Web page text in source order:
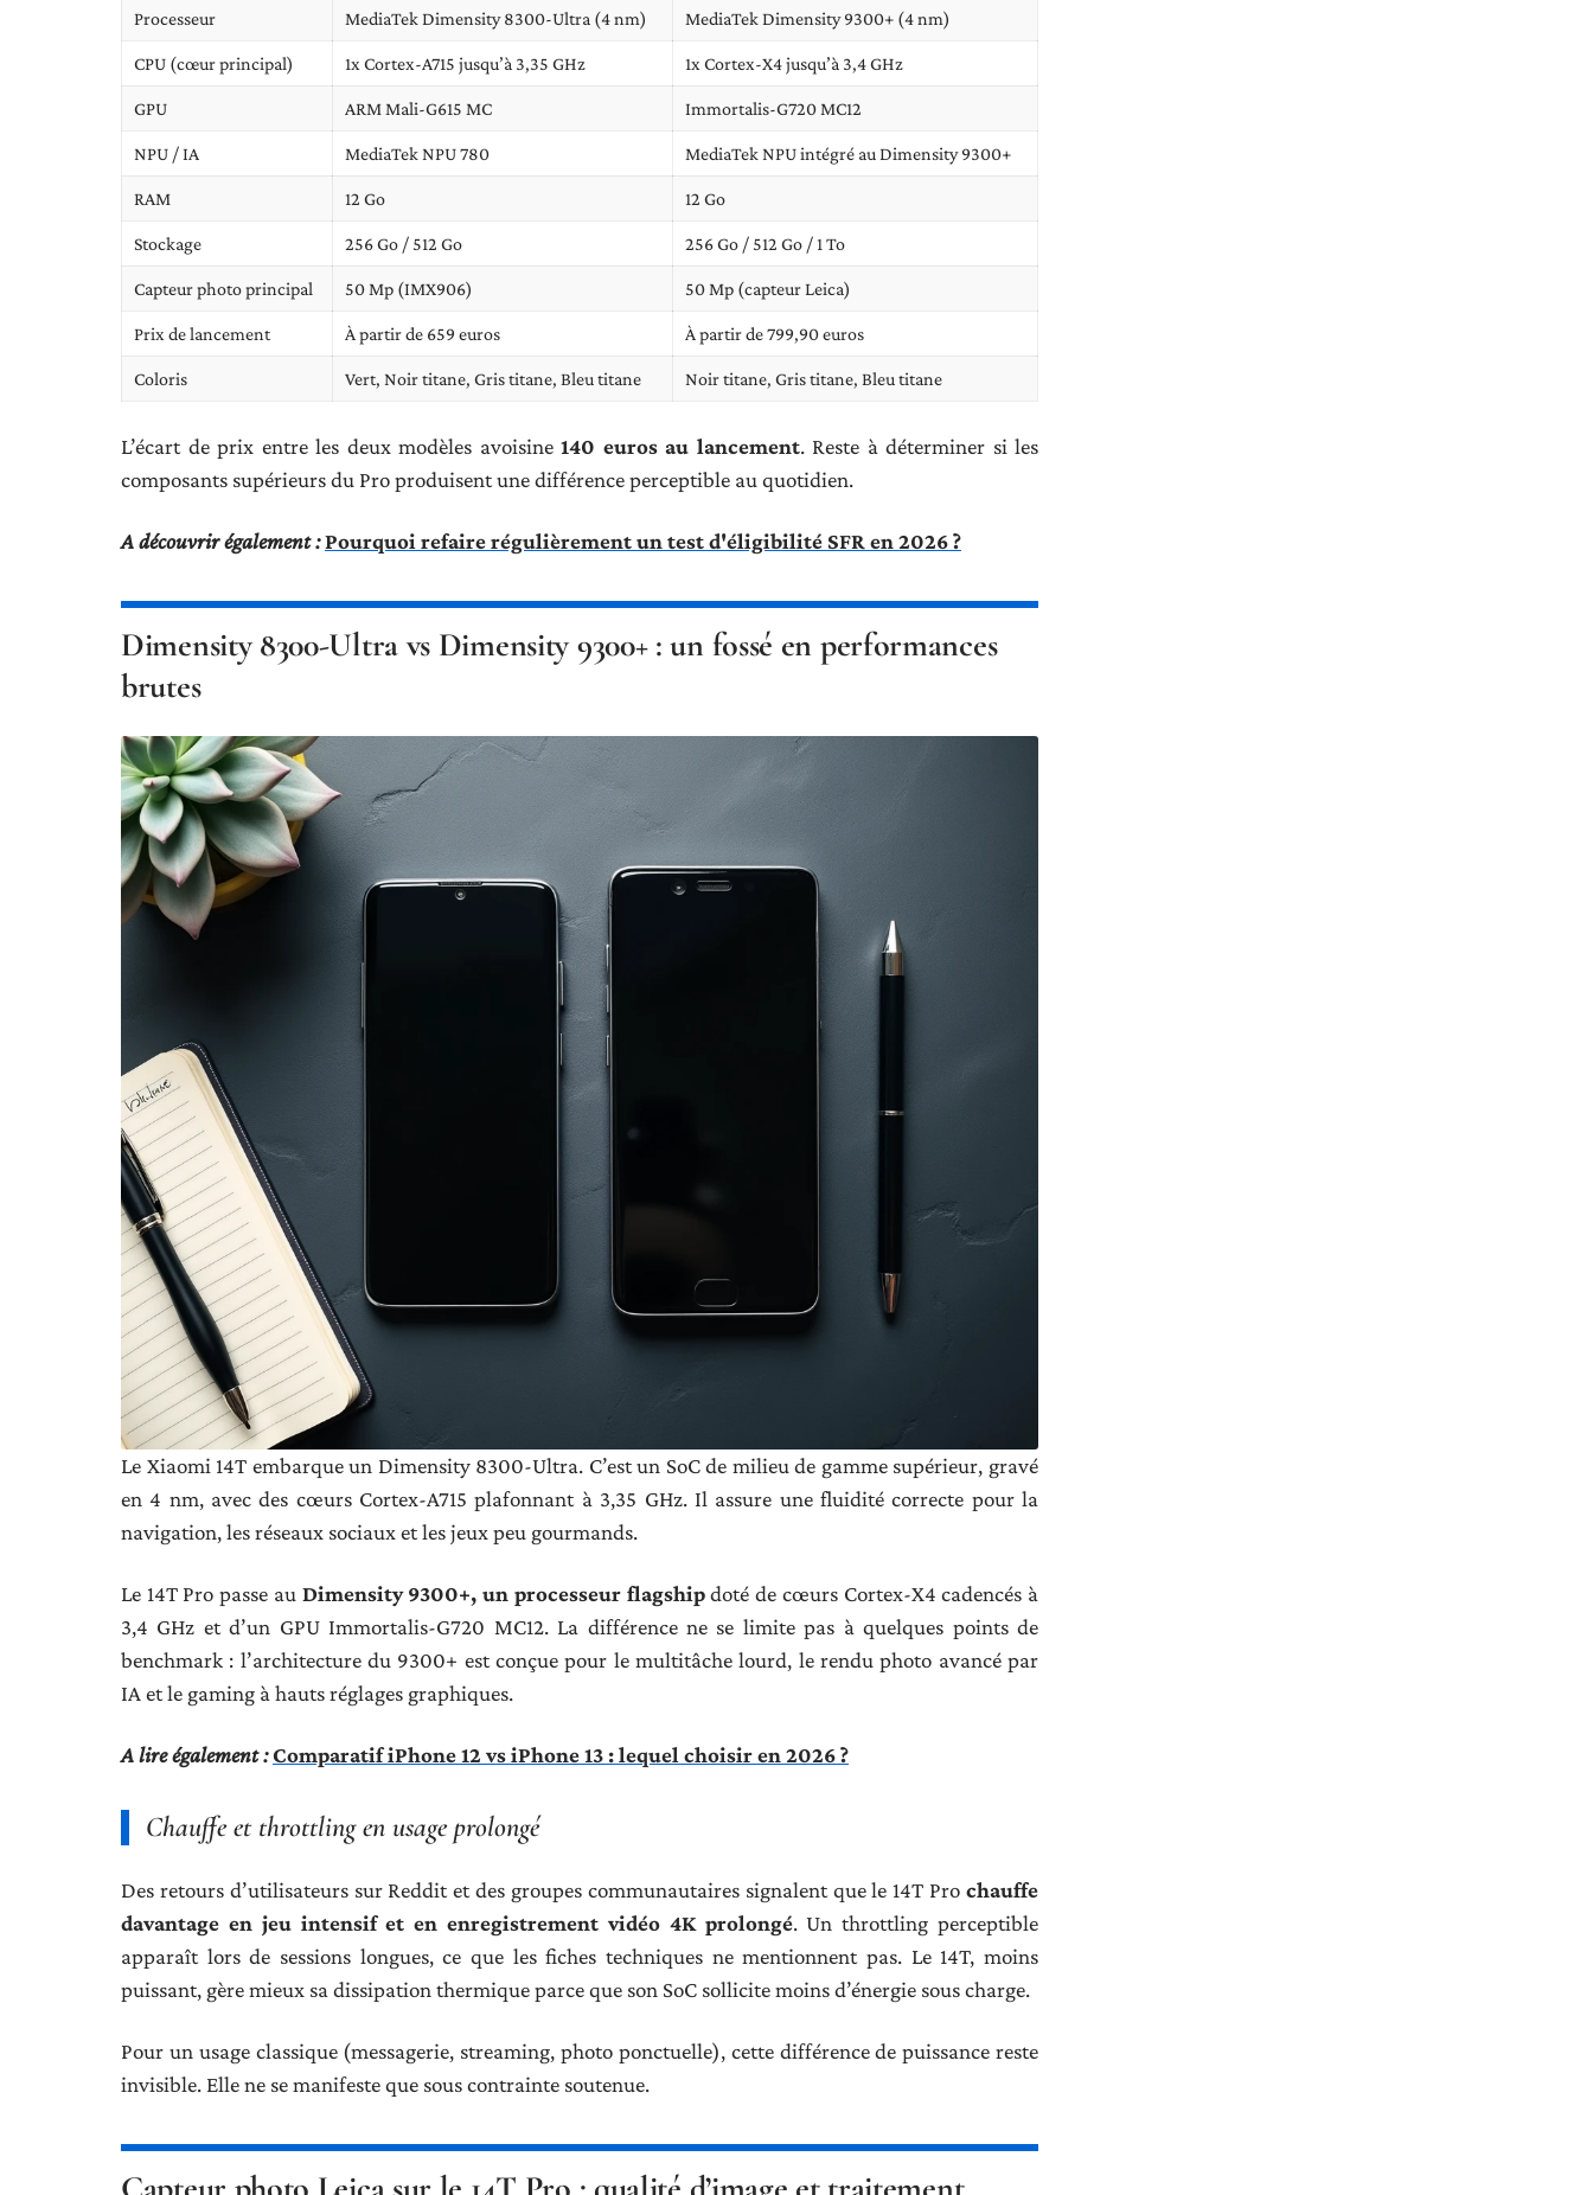
Processeur MediaTek Dimensity 8300-Ultra (4 nm) MediaTek Dimensity 9300+ (4 nm)
CPU (cœur principal) 1x Cortex-A715 jusqu’à 3,35 GHz 1x Cortex-X4 jusqu’à 3,4 GHz
GPU ARM Mali-G615 MC Immortalis-G720 MC12
NPU / IA MediaTek NPU 780 MediaTek NPU intégré au Dimensity 9300+
RAM 12 Go 12 Go
Stockage 256 Go / 512 Go 256 Go / 512 Go / 1 To
Capteur photo principal 50 Mp (IMX906) 50 Mp (capteur Leica)
Prix de lancement À partir de 659 euros À partir de 799,90 euros
Coloris Vert, Noir titane, Gris titane, Bleu titane Noir titane, Gris titane, Bleu titane
L’écart de prix entre les deux modèles avoisine 140 euros au lancement. Reste à déterminer si les
composants supérieurs du Pro produisent une différence perceptible au quotidien.
A découvrir également :Pourquoi refaire régulièrement un test d'éligibilité SFR en 2026 ?
Dimensity 8300-Ultra vs Dimensity 9300+ : un fossé en performances
brutes
Le Xiaomi 14T embarque un Dimensity 8300-Ultra. C’est un SoC de milieu de gamme supérieur, gravé
en 4 nm, avec des cœurs Cortex-A715 plafonnant à 3,35 GHz. Il assure une fluidité correcte pour la
navigation, les réseaux sociaux et les jeux peu gourmands.
Le 14T Pro passe au Dimensity 9300+, un processeur flagshipdoté de cœurs Cortex-X4 cadencés à
3,4 GHz et d’un GPU Immortalis-G720 MC12. La différence ne se limite pas à quelques points de
benchmark : l’architecture du 9300+ est conçue pour le multitâche lourd, le rendu photo avancé par
IA et le gaming à hauts réglages graphiques.
A lire également :Comparatif iPhone 12 vs iPhone 13 : lequel choisir en 2026 ?
Chauffe et throttling en usage prolongé
Des retours d’utilisateurs sur Reddit et des groupes communautaires signalent que le 14T Pro chauffe
davantage en jeu intensif et en enregistrement vidéo 4K prolongé. Un throttling perceptible
apparaît lors de sessions longues, ce que les fiches techniques ne mentionnent pas. Le 14T, moins
puissant, gère mieux sa dissipation thermique parce que son SoC sollicite moins d’énergie sous charge.
Pour un usage classique (messagerie, streaming, photo ponctuelle), cette différence de puissance reste
invisible. Elle ne se manifeste que sous contrainte soutenue.